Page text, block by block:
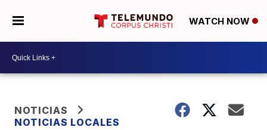
WATCH NOW
NOTICIAS
NOTICIAS LOCALES